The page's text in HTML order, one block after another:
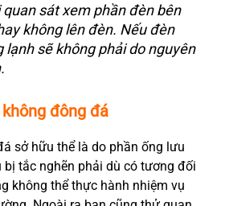
sát xem phần đèn bên
không lên đèn. Nếu đèn
lạnh sẽ không phải do nguyên
đông đá
sở hữu thể là do phần ống lưu
tắc nghẽn phải dù có tương đối
không thể thực hành nhiệm vụ